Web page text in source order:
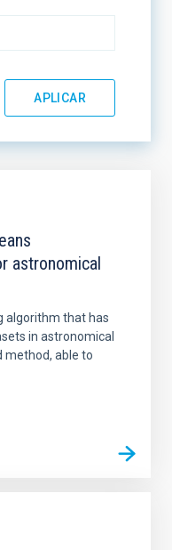
astronomical
algorithm that has
in astronomical
method, able to